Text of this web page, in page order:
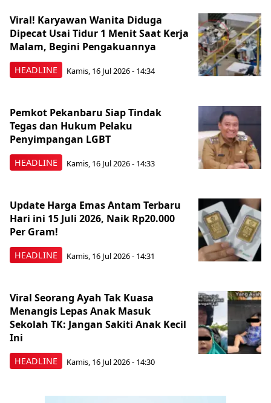
HEADLINE
Viral! Karyawan Wanita Diduga
Dipecat Usai Tidur 1 Menit Saat Kerja
Malam, Begini Pengakuannya
Kamis, 16 Jul 2026 - 14:34
HEADLINE
Pemkot Pekanbaru Siap Tindak
Tegas dan Hukum Pelaku
Penyimpangan LGBT
Kamis, 16 Jul 2026 - 14:33
HEADLINE
Update Harga Emas Antam Terbaru
Hari ini 15 Juli 2026, Naik Rp20.000
Per Gram!
Kamis, 16 Jul 2026 - 14:31
HEADLINE
Viral Seorang Ayah Tak Kuasa
Menangis Lepas Anak Masuk
Sekolah TK: Jangan Sakiti Anak Kecil
Ini
Kamis, 16 Jul 2026 - 14:30